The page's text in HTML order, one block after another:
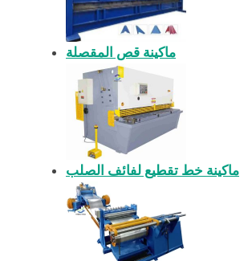
ماكينة قص المقصلة
ماكينة خط تقطيع لفائف الصلب